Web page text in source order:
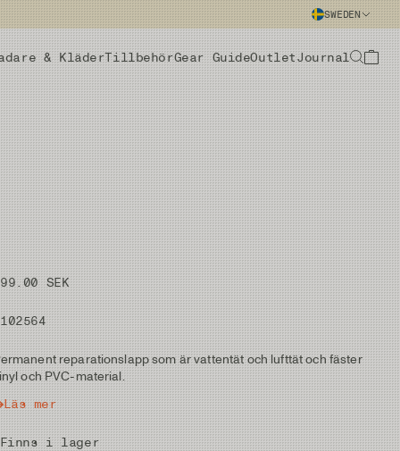
SWEDEN
& KläderTillbehörGear GuideOutletJournal
SEK
reparationslapp som är vattentät och lufttät och fäster
och PVC-material.
Läs mer
Finns i lager